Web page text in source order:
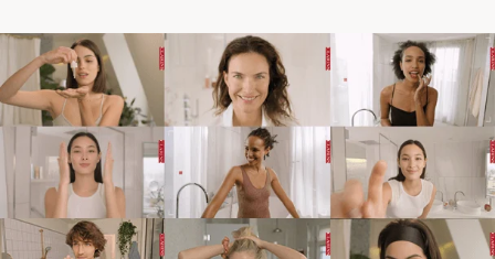
Eine Bräune nach Mass
INTENSIVE BRÄUNE
BRÄUNE NACH MASS